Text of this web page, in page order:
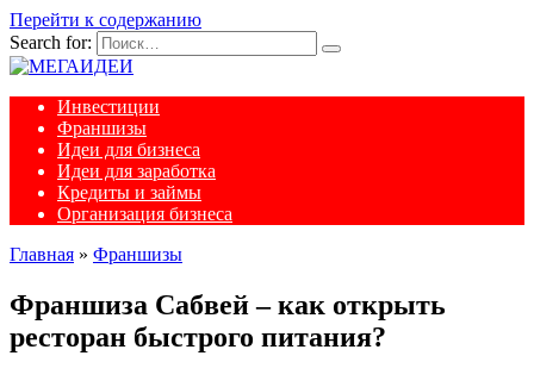
Перейти к содержанию
Search for:
Инвестиции
Франшизы
Идеи для бизнеса
Идеи для заработка
Кредиты и займы
Организация бизнеса
Главная » Франшизы
Франшиза Сабвей – как открыть
ресторан быстрого питания?